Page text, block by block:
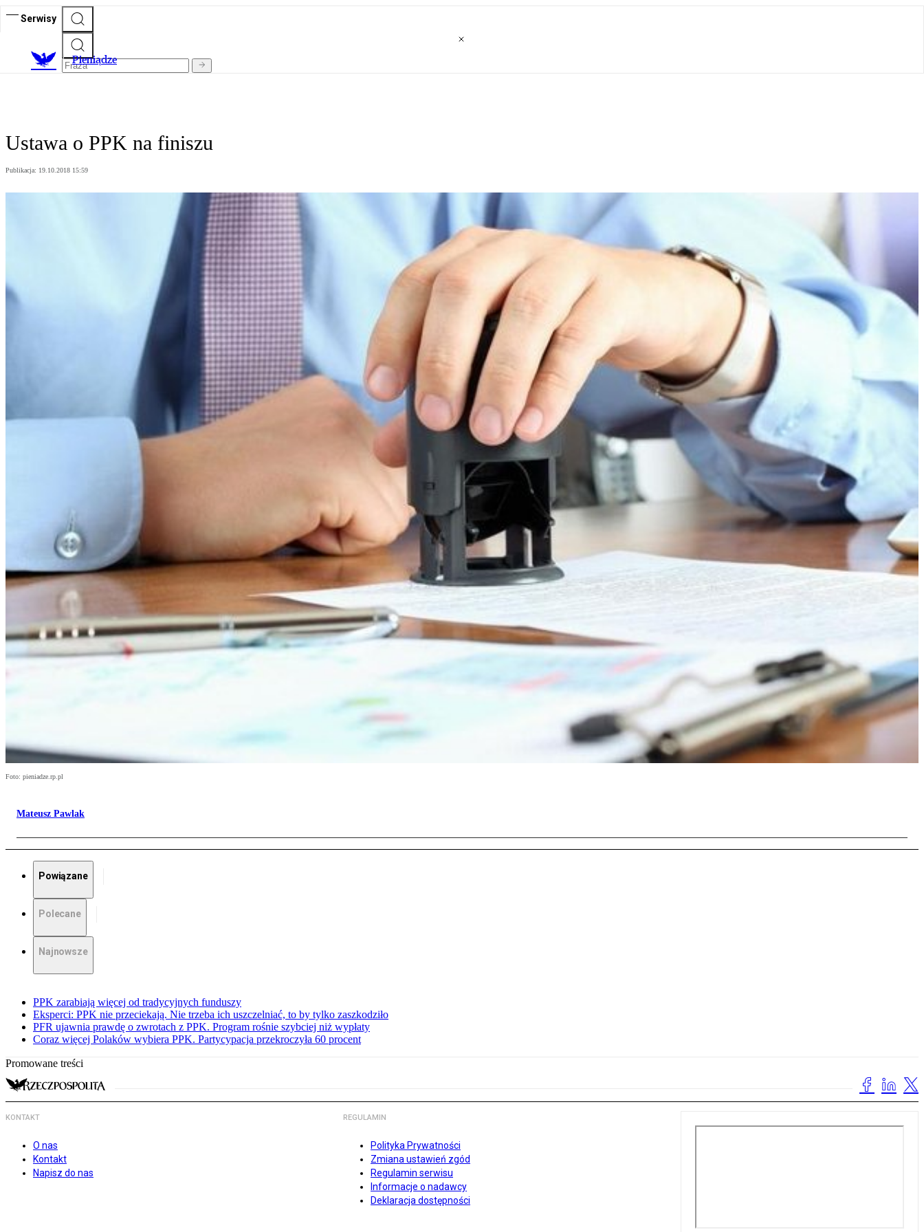
Serwisy
Pieniądze
Ustawa o PPK na finiszu
Publikacja: 19.10.2018 15:59
Foto: pieniadze.rp.pl
Mateusz Pawlak
Powiązane
Polecane
Najnowsze
PPK zarabiają więcej od tradycyjnych funduszy
Eksperci: PPK nie przeciekają. Nie trzeba ich uszczelniać, to by tylko zaszkodziło
PFR ujawnia prawdę o zwrotach z PPK. Program rośnie szybciej niż wypłaty
Coraz więcej Polaków wybiera PPK. Partycypacja przekroczyła 60 procent
Promowane treści
KONTAKT
O nas
Kontakt
Napisz do nas
REGULAMIN
Polityka Prywatności
Zmiana ustawień zgód
Regulamin serwisu
Informacje o nadawcy
Deklaracja dostępności